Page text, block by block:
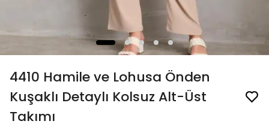
4410 Hamile ve Lohusa Önden
Kuşaklı Detaylı Kolsuz Alt-Üst
Takımı